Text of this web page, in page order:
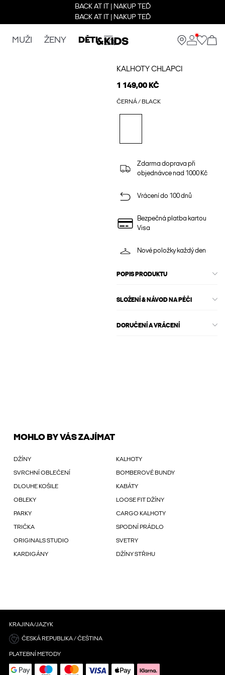
BACK AT IT | NAKUP TEĎ
BACK AT IT | NAKUP TEĎ
MUŽI ŽENY DĚTI
KALHOTY CHLAPCI
1 149,00 KČ
ČERNÁ / BLACK
Zdarma doprava při
objednávce nad 1000 Kč
Vrácení do 100 dnů
Bezpečná platba kartou
Visa
Nové položky každý den
POPIS PRODUKTU
SLOŽENÍ & NÁVOD NA PÉČI
DORUČENÍ A VRÁCENÍ
MOHLO BY VÁS ZAJÍMAT
DŽÍNY KALHOTY
SVRCHNÍ OBLEČENÍ BOMBEROVÉ BUNDY
DLOUHE KOŠILE KABÁTY
OBLEKY LOOSE FIT DŽÍNY
PARKY CARGO KALHOTY
TRIČKA SPODNÍ PRÁDLO
ORIGINALS STUDIO SVETRY
KARDIGÁNY DŽÍNY STŘIHU
KRAJINA/JAZYK
ČESKÁ REPUBLIKA / ČEŠTINA
PLATEBNÍ METODY